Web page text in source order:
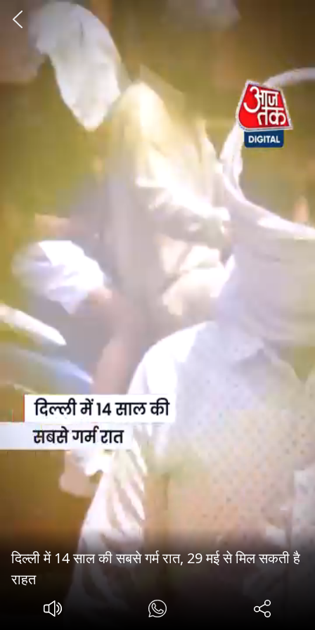
दिल्ली में 14 साल की सबसे गर्म रात, 29 मई से मिल सकती है
राहत